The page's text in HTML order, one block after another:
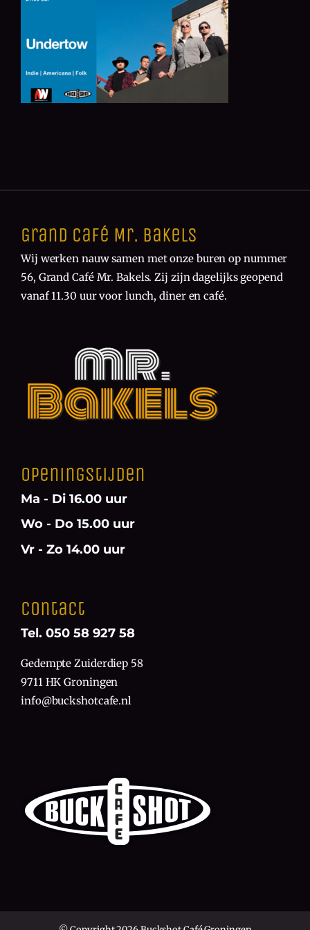
Grand Café Mr. Bakels
Wij werken nauw samen met onze buren op nummer
56, Grand Café Mr. Bakels. Zij zijn dagelijks geopend
vanaf 11.30 uur voor lunch, diner en café.
Openingstijden
Ma - Di 16.00 uur
Wo - Do 15.00 uur
Vr - Zo 14.00 uur
Contact
Tel. 050 58 927 58
Gedempte Zuiderdiep 58
9711 HK Groningen
info@buckshotcafe.nl